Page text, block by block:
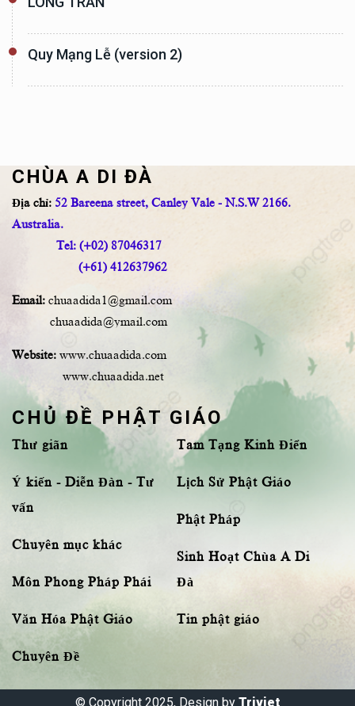
Quy Mạng Lễ (version 2)
CHÙA A DI ĐÀ
Địa chỉ: 52 Bareena street, Canley Vale - N.S.W 2166.
Australia.
Tel: (+02) 87046317
(+61) 412637962
Email: chuaadida1@gmail.com
chuaadida@ymail.com
Website: www.chuaadida.com
www.chuaadida.net
CHỦ ĐỀ PHẬT GIÁO
Thư giãn
Ý kiến - Diễn Đàn - Tư
vấn
Chuyên mục khác
Môn Phong Pháp Phái
Văn Hóa Phật Giáo
Chuyên Đề
Tam Tạng Kinh Điển
Lịch Sử Phật Giáo
Phật Pháp
Sinh Hoạt Chùa A Di
Đà
Tin phật giáo
© Copyright 2025, Design by Triviet